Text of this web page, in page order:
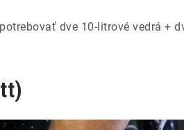
dve 10-litrové vedrá +